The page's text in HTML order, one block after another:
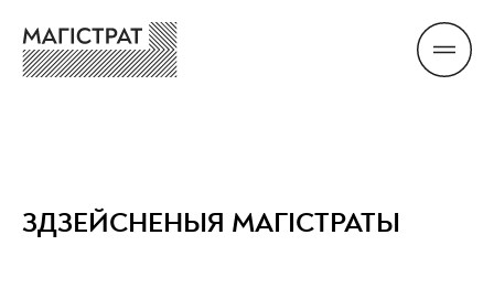
ЗДЗЕЙСНЕНЫЯ МАГІСТРАТЫ